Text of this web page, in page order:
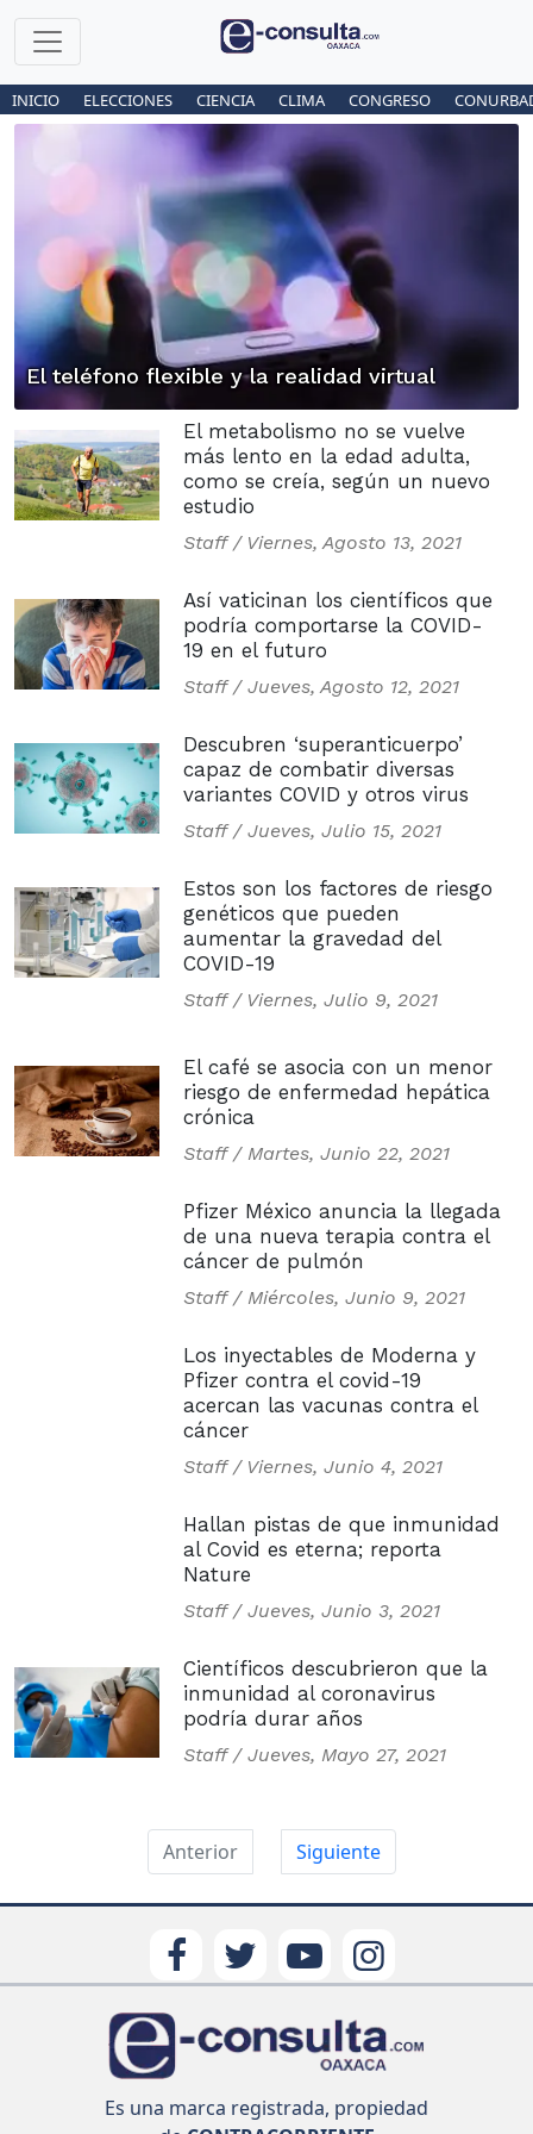
INICIO ELECCIONES CIENCIA CLIMA CONGRESO
El teléfono flexible y la realidad virtual
El metabolismo no se vuelve
más lento en la edad adulta,
como se creía, según un nuevo
estudio
Staff / Viernes, Agosto 13, 2021
Así vaticinan los científicos que
podría comportarse la COVID-
19 en el futuro
Staff / Jueves, Agosto 12, 2021
Descubren ‘superanticuerpo’
capaz de combatir diversas
variantes COVID y otros virus
Staff / Jueves, Julio 15, 2021
Estos son los factores de riesgo
genéticos que pueden
aumentar la gravedad del
COVID-19
Staff / Viernes, Julio 9, 2021
El café se asocia con un menor
riesgo de enfermedad hepática
crónica
Staff / Martes, Junio 22, 2021
Pfizer México anuncia la llegada
de una nueva terapia contra el
cáncer de pulmón
Staff / Miércoles, Junio 9, 2021
Los inyectables de Moderna y
Pfizer contra el covid-19
acercan las vacunas contra el
cáncer
Staff / Viernes, Junio 4, 2021
Hallan pistas de que inmunidad
al Covid es eterna; reporta
Nature
Staff / Jueves, Junio 3, 2021
Científicos descubrieron que la
inmunidad al coronavirus
podría durar años
Staff / Jueves, Mayo 27, 2021
Anterior Siguiente
Es una marca registrada, propiedad